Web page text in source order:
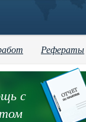
Рефераты
с